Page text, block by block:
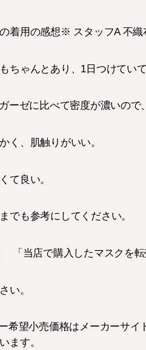
着用の感想※ スタッフA 不織
ちゃんとあり、1日つけてい
ーゼに比べて密度が濃いので
く、肌触りがいい。
て良い。
でも参考にしてください。
当店で購入したマスクを転
い。
希望小売価格はメーカーサ
ます。